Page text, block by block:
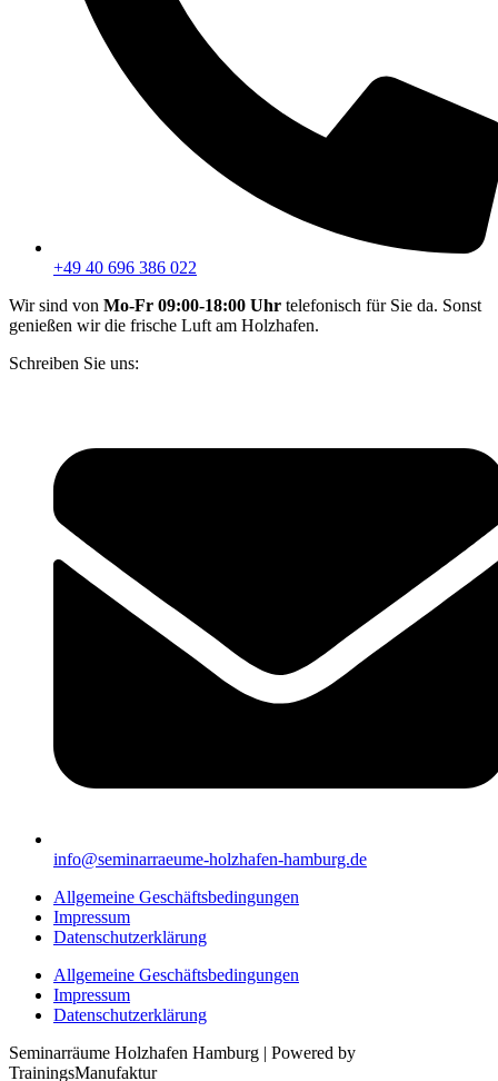
+49 40 696 386 022
Wir sind von Mo-Fr 09:00-18:00 Uhr telefonisch für Sie da. Sonst
genießen wir die frische Luft am Holzhafen.
Schreiben Sie uns:
info@seminarraeume-holzhafen-hamburg.de
Allgemeine Geschäftsbedingungen
Impressum
Datenschutzerklärung
Allgemeine Geschäftsbedingungen
Impressum
Datenschutzerklärung
Seminarräume Holzhafen Hamburg | Powered by
TrainingsManufaktur